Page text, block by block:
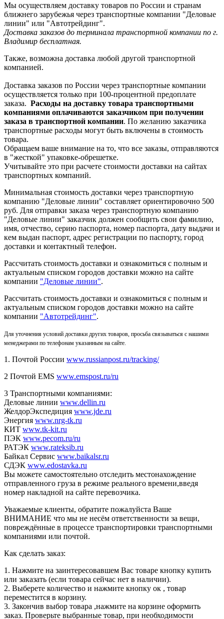
Мы осуществляем доставку товаров по России и странам
ближнего зарубежья через транспортные компании "Деловые
линии" или "Автотрейдинг".
Доставка заказов до терминала транспортной компании по г.
Владимир бесплатная.
Также, возможна доставка любой другой транспортной
компанией.
Доставка заказов по России через транспортные компании
осуществляется только при 100-процентной предоплате
заказа. Расходы на доставку товара транспортными
компаниями оплачиваются заказчиком при получении
заказа в транспортной компании. По желанию заказчика
транспортные расходы могут быть включены в стоимость
товара.
Обращаем ваше внимание на то, что все заказы, отправляются
в "жесткой" упаковке-обрешетке.
Учитывайте это при расчете стоимости доставки на сайтах
транспортных компаний.
Минимальная стоимость доставки через транспортную
компанию "Деловые линии" составляет ориентировочно 500
руб. Для отправки заказа через транспортную компанию
"Деловые линии" заказчик должен сообщить свои фамилию,
имя, отчество, серию паспорта, номер паспорта, дату выдачи и
кем выдан паспорт, адрес регистрации по паспорту, город
доставки и контактный телефон.
Рассчитать стоимость доставки и ознакомиться с полным и
актуальным списком городов доставки можно на сайте
компании "Деловые линии".
Рассчитать стоимость доставки и ознакомиться с полным и
актуальным списком городов доставки можно на сайте
компании "Автотрейдинг".
Для уточнения условий доставки других товаров, просьба связываться с нашими
менеджерами по телефонам указанным на сайте.
1. Почтой России www.russianpost.ru/tracking/
2 Почтой EMS www.emspost.ru/ru
3 Транспортными компаниями:
Деловые линии www.dellin.ru
ЖелдорЭкспедиция www.jde.ru
Энергия www.nrg-tk.ru
КИТ www.tk-kit.ru
ПЭК www.pecom.ru/ru
РАТЭК www.rateksib.ru
Байкал Сервис www.baikalsr.ru
СДЭК www.edostavka.ru
Вы можете самостоятельно отследить местонахождение
отправленного груза в режиме реального времени,введя
номер накладной на сайте перевозчика.
Уважаемые клиенты, обратите пожалуйста Ваше
ВНИМАНИЕ что мы не несём ответственности за вещи,
повреждённые в процессе транспортировки транспортными
компаниями или почтой.
Как сделать заказ:
1. Нажмите на заинтересовавшем Вас товаре кнопку купить
или заказать (если товара сейчас нет в наличии).
2. Выберете количество и нажмите кнопку ок , товар
переместится в корзину.
3. Закончив выбор товара ,нажмите на корзине оформить
заказ. Проверьте выбранные товар, при необходимости